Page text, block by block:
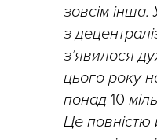
зовсім інша.
з
з’явилося
цього року
понад 10
Це повністю